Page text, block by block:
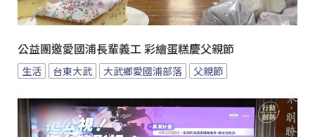
公益團邀愛國浦長輩義工 彩繪蛋糕慶父親節
生活 台東大武 大武鄉愛國浦部落 父親節